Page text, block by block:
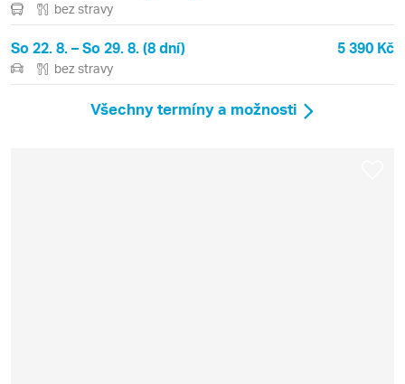
bez stravy
So 22. 8. – So 29. 8. (8 dní) 5 390 Kč
bez stravy
Všechny termíny a možnosti